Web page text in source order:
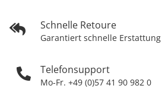
Schnelle Retoure
Garantiert schnelle Erstattung
Telefonsupport
Mo-Fr. +49 (0)57 41 90 982 0